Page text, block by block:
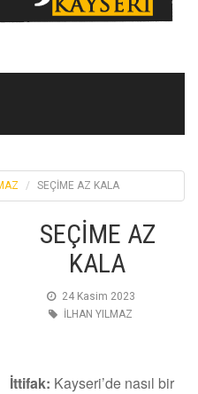
SEÇİME AZ KALA
SEÇİME AZ
KALA
24 Kasim 2023
İLHAN YILMAZ
İttifak: Kayseri’de nasıl bir